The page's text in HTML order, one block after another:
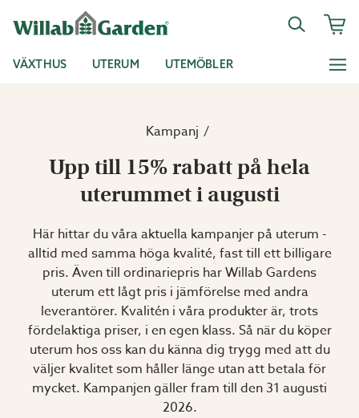
VÄXTHUS UTERUM UTEMÖBLER
Kampanj
Upp till 15% rabatt på hela
uterummet i augusti
Här hittar du våra aktuella kampanjer på uterum -
alltid med samma höga kvalité, fast till ett billigare
pris. Även till ordinariepris har Willab Gardens
uterum ett lågt pris i jämförelse med andra
leverantörer. Kvalitén i våra produkter är, trots
fördelaktiga priser, i en egen klass. Så när du köper
uterum hos oss kan du känna dig trygg med att du
väljer kvalitet som håller länge utan att betala för
mycket. Kampanjen gäller fram till den 31 augusti
2026.